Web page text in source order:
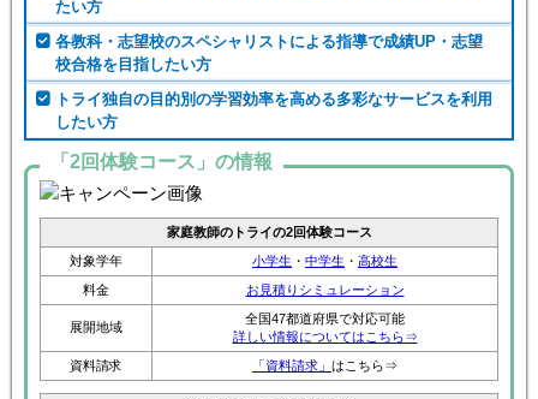
たい方
各教科・志望校のスペシャリストによる指導で成績UP・志望
校合格を目指したい方
トライ独自の目的別の学習効率を高める多彩なサービスを利用
したい方
「2回体験コース」の情報
家庭教師のトライの2回体験コース
対象学年
小学生 ・ 中学生 ・ 高校生
料金
お見積りシミュレーション
展開地域
全国47都道府県で対応可能
詳しい情報についてはこちら⇒
資料請求
「資料請求」 はこちら⇒